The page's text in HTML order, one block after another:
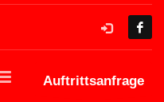
Auftrittsanfrage